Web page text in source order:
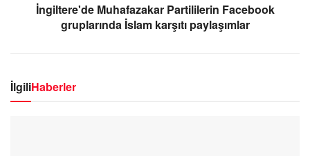
İngiltere'de Muhafazakar Partililerin Facebook
gruplarında İslam karşıtı paylaşımlar
İlgiliHaberler